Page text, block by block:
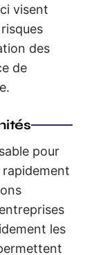
visent
des
de
pour
rapidement
les